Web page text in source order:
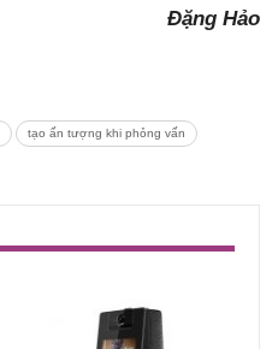
Đặng Hảo
tạo ấn tượng khi phỏng vấn